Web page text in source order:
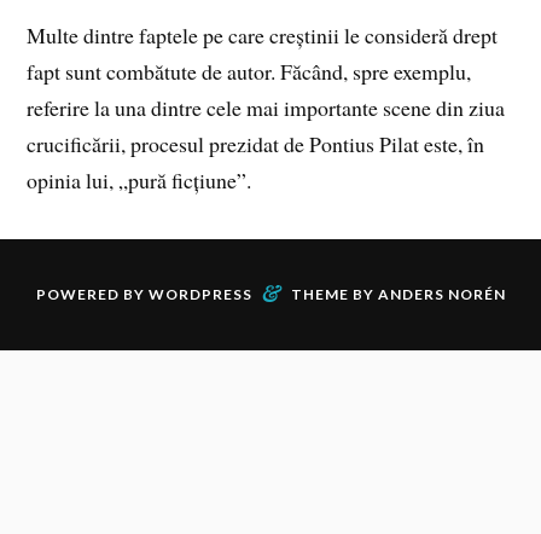
Multe dintre faptele pe care creștinii le consideră drept
fapt sunt combătute de autor. Făcând, spre exemplu,
referire la una dintre cele mai importante scene din ziua
crucificării, procesul prezidat de Pontius Pilat este, în
opinia lui, „pură ficțiune”.
POWERED BY WORDPRESS & THEME BY ANDERS NORÉN